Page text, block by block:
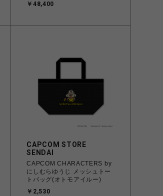
￥48,400
CAPCOM STORE
SENDAI
CAPCOM CHARACTERS by
にしむらゆうじ メッシュトー
トバッグ(オトモアイルー)
￥2,530